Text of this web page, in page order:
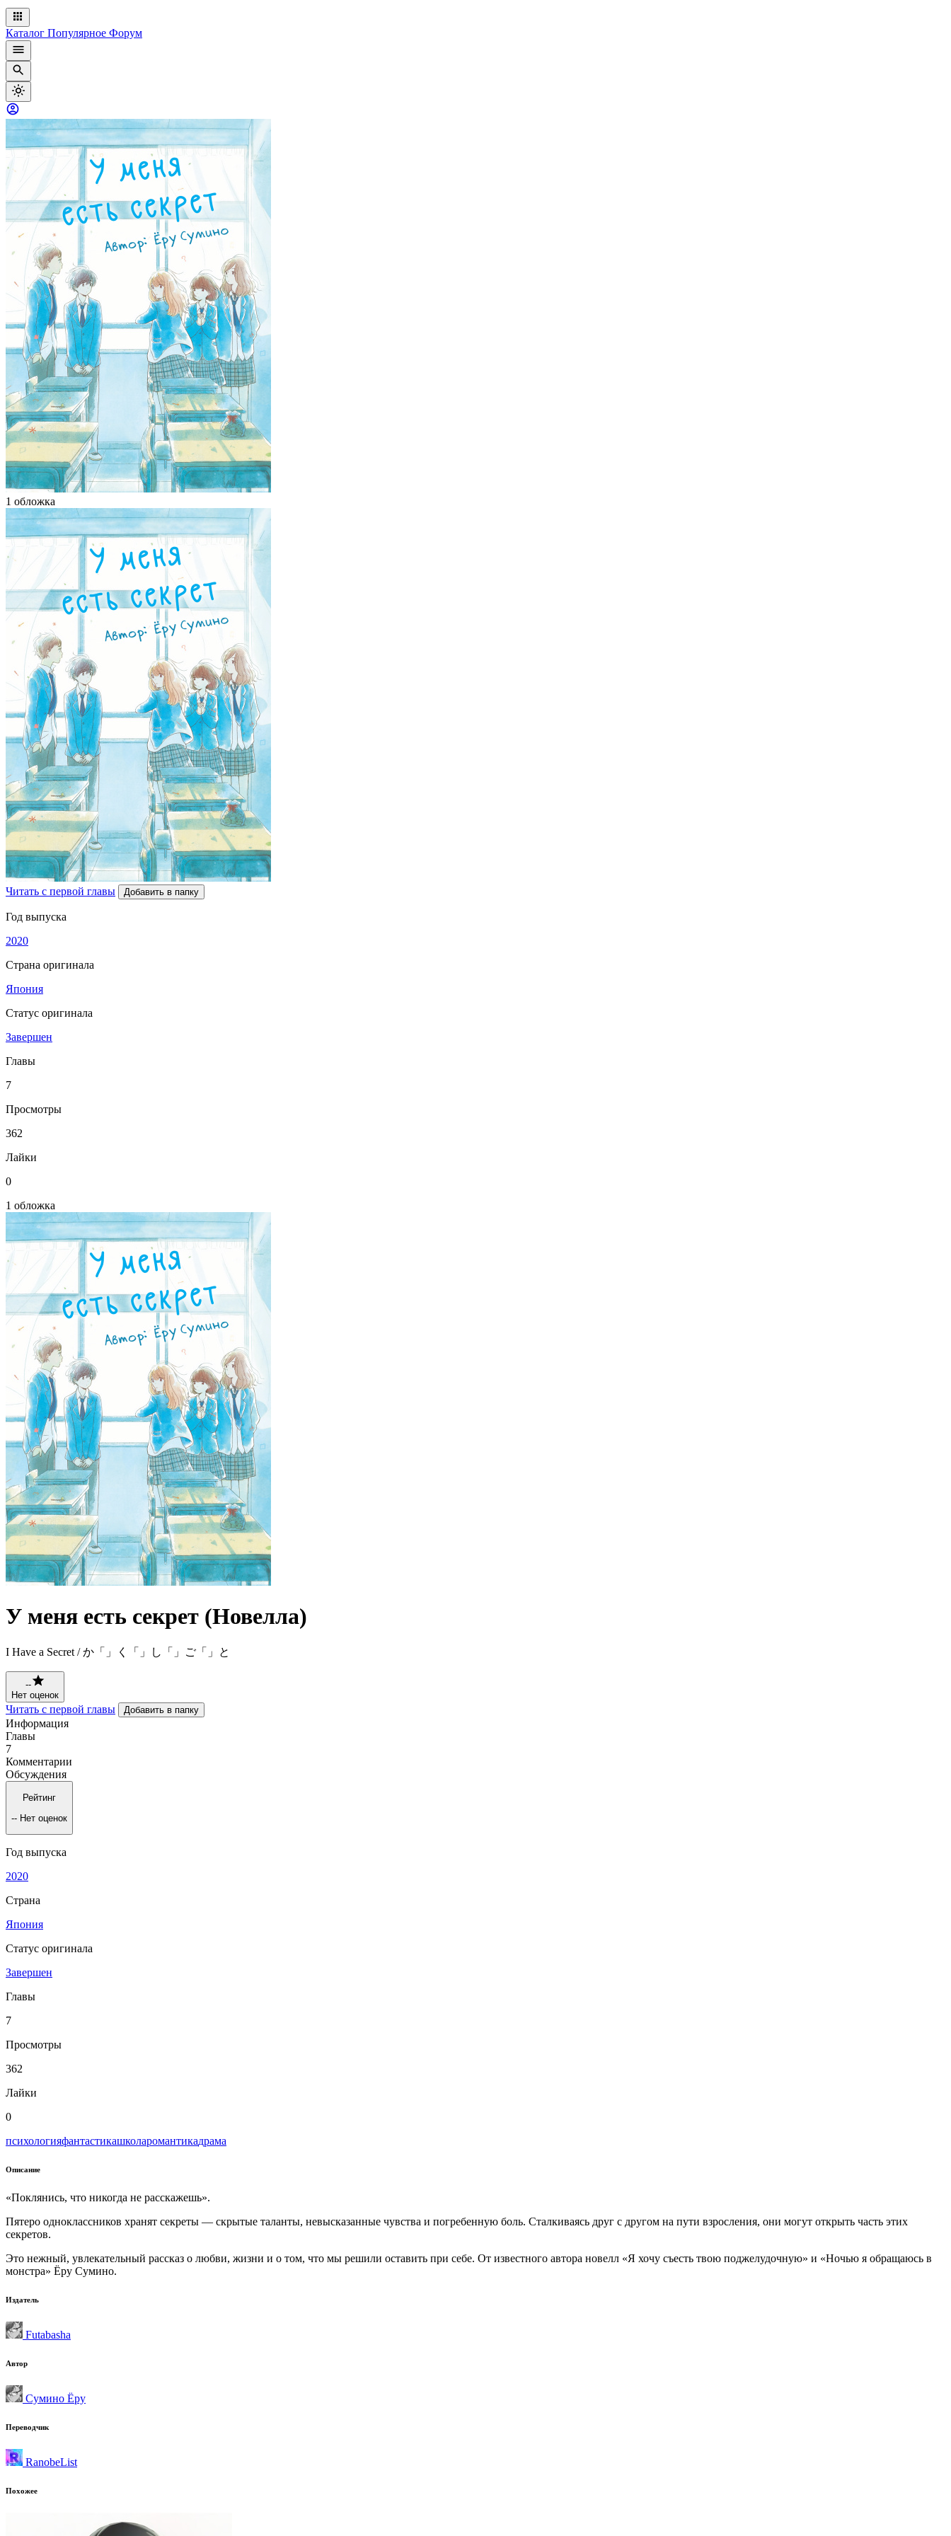
Каталог Популярное Форум
1 обложка
Читать с первой главы Добавить в папку
Год выпуска
2020
Страна оригинала
Япония
Статус оригинала
Завершен
Главы
7
Просмотры
362
Лайки
0
1 обложка
У меня есть секрет (Новелла)
I Have a Secret / か「」く「」し「」ご「」と
--
Нет оценок
Читать с первой главы Добавить в папку
Информация
Главы
7
Комментарии
Обсуждения
Рейтинг
-- Нет оценок
Год выпуска
2020
Страна
Япония
Статус оригинала
Завершен
Главы
7
Просмотры
362
Лайки
0
психологияфантастикашколаромантикадрама
Описание
«Поклянись, что никогда не расскажешь».
Пятеро одноклассников хранят секреты — скрытые таланты, невысказанные чувства и погребенную боль. Сталкиваясь друг с другом на пути взросления, они могут открыть часть этих
секретов.
Это нежный, увлекательный рассказ о любви, жизни и о том, что мы решили оставить при себе. От известного автора новелл «Я хочу съесть твою поджелудочную» и «Ночью я обращаюсь в
монстра» Ёру Сумино.
Издатель
Futabasha
Автор
Сумино Ёру
Переводчик
RanobeList
Похожее